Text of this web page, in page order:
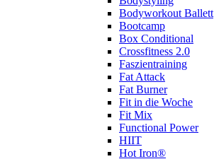
Bodyworkout Ballett
Bootcamp
Box Conditional
Crossfitness 2.0
Faszientraining
Fat Attack
Fat Burner
Fit in die Woche
Fit Mix
Functional Power
HIIT
Hot Iron®